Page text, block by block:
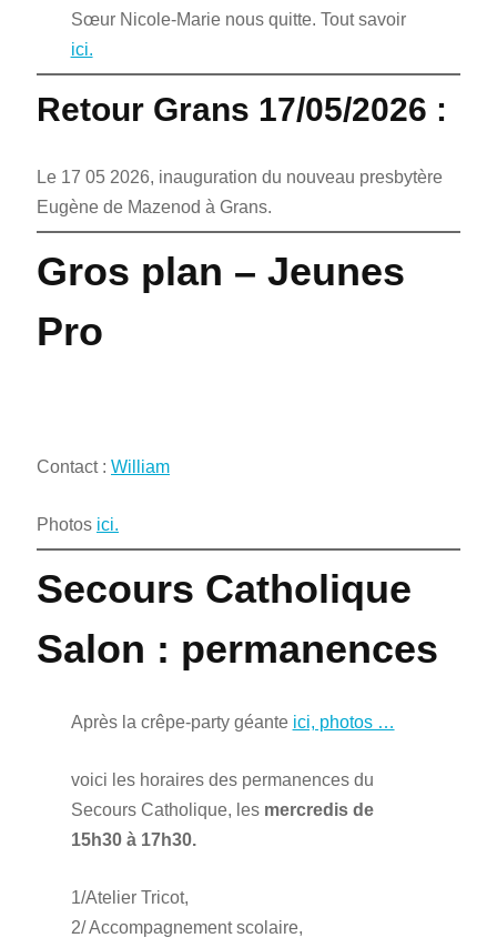
Sœur Nicole-Marie nous quitte. Tout savoir
ici.
Retour Grans 17/05/2026 :
Le 17 05 2026, inauguration du nouveau presbytère
Eugène de Mazenod à Grans.
Gros plan – Jeunes
Pro
Contact : William
Photos ici.
Secours Catholique
Salon : permanences
Après la crêpe-party géante ici, photos …
voici les horaires des permanences du
Secours Catholique, les mercredis de
15h30 à 17h30.
1/Atelier Tricot,
2/ Accompagnement scolaire,